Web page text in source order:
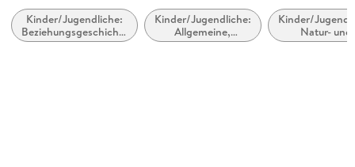
Autor/Autorin
Nele Neuhaus
Kinder/Jugendliche:
Beziehungsgeschichten
- Romantik, Liebe
Kinder/Jugendliche:
Allgemeine,
moderne und
Kinder/
Natur- und